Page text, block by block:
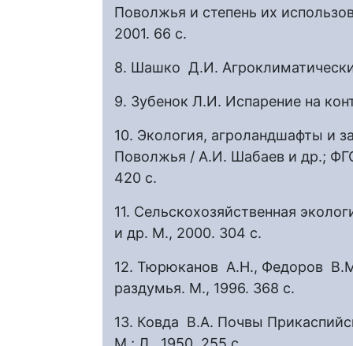
Поволжья и степень их
2001. 66 с.
8. Шашко Д.И.
9. Зубенок Л.И. Испарение на
10. Экология, агроландшафты и
Поволжья / А.И. Шабаев и др.;
420 с.
11. Сельскохозяйственная
и др. М., 2000. 304 с.
12. Тюрюканов А.Н., Федоров
раздумья. М., 1996. 368 с.
13. Ковда В.А. Почвы